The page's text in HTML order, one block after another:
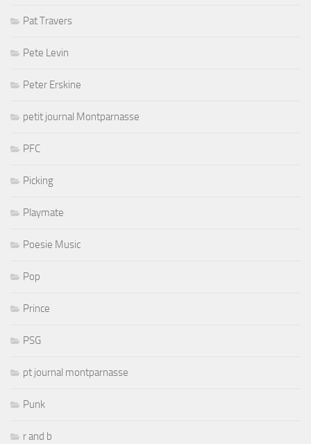
Pat Travers
Pete Levin
Peter Erskine
petit journal Montparnasse
PFC
Picking
Playmate
Poesie Music
Pop
Prince
PSG
pt journal montparnasse
Punk
r and b